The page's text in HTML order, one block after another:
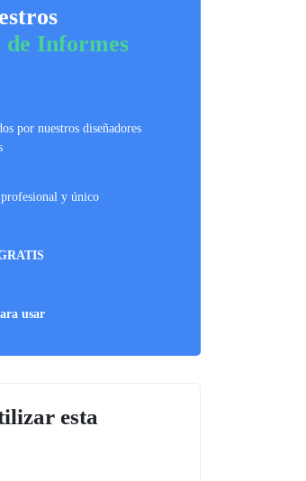
de Informes
por nuestros diseñadores
y único
usar
esta